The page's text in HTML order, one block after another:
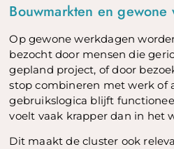
Bouwmarkten en gewone
Op gewone werkdagen
bezocht door mensen die
gepland project, of door
stop combineren met werk of
gebruikslogica blijft
voelt vaak krapper dan in het
Dit maakt de cluster ook